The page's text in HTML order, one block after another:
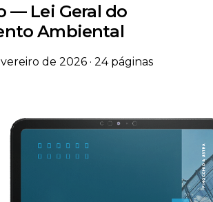
— Lei Geral do
Ambiental
de 2026 · 24 páginas